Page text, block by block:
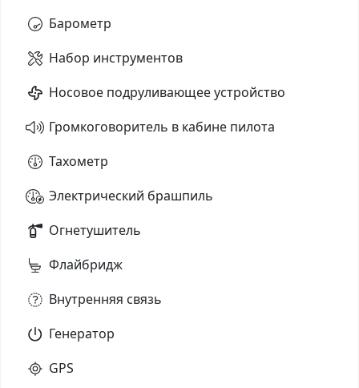
Барометр
Набор инструментов
Носовое подруливающее устройство
Громкоговоритель в кабине пилота
Тахометр
Электрический брашпиль
Огнетушитель
Флайбридж
Внутренняя связь
Генератор
GPS